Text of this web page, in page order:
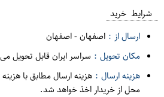
شرایط خرید
ارسال از : اصفهان-اصفهان
مکان تحویل : سراسر ایران قابل تحویل
هزینه ارسال : هزینه ارسال مطابق با
محل از خریدار اخذ خواهد شد.